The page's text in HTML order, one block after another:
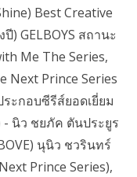
Best Creative
) GELBOYS สถานะ
Me The Series,
Next Prince Series
ระกอบซีรีส์ยอดเยี่ยม
- นิว ชยภัค ตันประยูร
นุนิว ชวรินทร์
Prince Series),